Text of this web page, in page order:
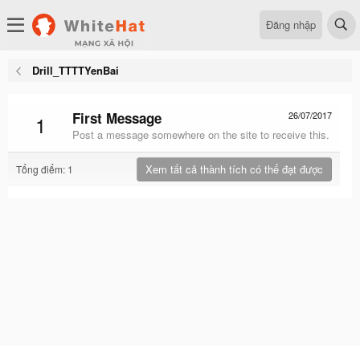
Đăng nhập
Drill_TTTTYenBai
1 26/07/2017
First Message
Post a message somewhere on the site to receive this.
Tổng điểm: 1 Xem tất cả thành tích có thể đạt được